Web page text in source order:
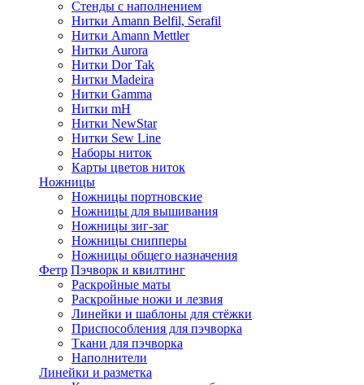
Стенды с наполнением
Нитки Amann Belfil, Serafil
Нитки Amann Mettler
Нитки Aurora
Нитки Dor Tak
Нитки Madeira
Нитки Gamma
Нитки mH
Нитки NewStar
Нитки Sew Line
Наборы ниток
Карты цветов ниток
Ножницы
Ножницы портновские
Ножницы для вышивания
Ножницы зиг-заг
Ножницы снипперы
Ножницы общего назначения
Фетр Пэчворк и квилтинг
Раскройные маты
Раскройные ножи и лезвия
Линейки и шаблоны для стёжки
Приспособления для пэчворка
Ткани для пэчворка
Наполнители
Линейки и разметка